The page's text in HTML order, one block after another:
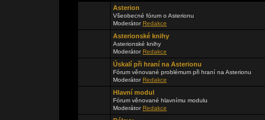
Asterion
Všeobecné fórum o Asterionu
ModerátorRedakce
Asterionské knihy
Asterionské knihy
ModerátorRedakce
Úskalí při hraní na Asterionu
Fórum věnované problémum při hraní na Asterionu
ModerátorRedakce
Hlavní modul
Fórum věnované hlavnímu modulu
ModerátorRedakce